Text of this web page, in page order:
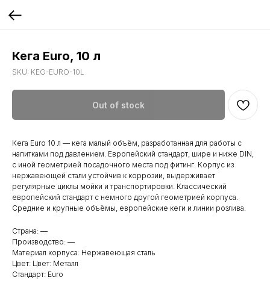
Кега Euro, 10 л
SKU: KEG-EURO-10L
Out of stock
Кега Euro 10 л — кега малый объём, разработанная для работы с
напитками под давлением. Европейский стандарт, шире и ниже DIN,
с иной геометрией посадочного места под фитинг. Корпус из
нержавеющей стали устойчив к коррозии, выдерживает
регулярные циклы мойки и транспортировки. Классический
европейский стандарт с немного другой геометрией корпуса.
Средние и крупные объёмы, европейские кеги и линии розлива.
Страна: —
Производство: —
Материал корпуса: Нержавеющая сталь
Цвет: Цвет: Металл
Стандарт: Euro